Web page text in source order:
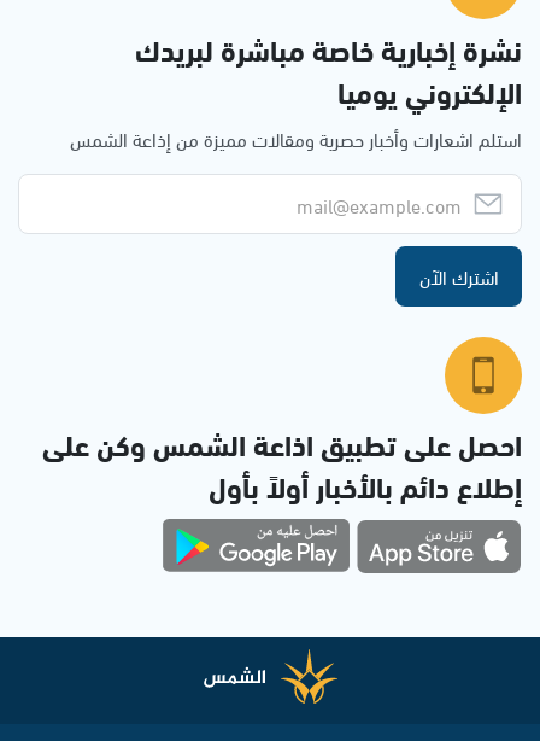
نشرة إخبارية خاصة مباشرة لبريدك
الإلكتروني يوميا
استلم اشعارات وأخبار حصرية ومقالات مميزة من إذاعة الشمس
اشترك الآن
احصل على تطبيق اذاعة الشمس وكن على
إطلاع دائم بالأخبار أولاً بأول